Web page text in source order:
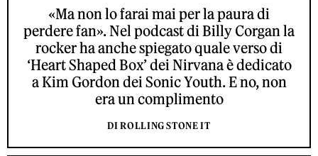
«Ma non lo farai mai per la paura di
perdere fan». Nel podcast di Billy Corgan la
rocker ha anche spiegato quale verso di
‘Heart Shaped Box’ dei Nirvana è dedicato
a Kim Gordon dei Sonic Youth. E no, non
era un complimento
DI ROLLING STONE IT